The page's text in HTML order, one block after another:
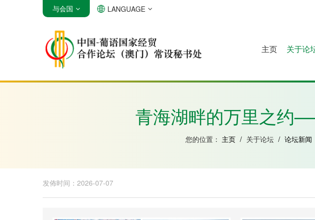
安哥拉 巴西 佛得角 几內亚比绍
与会国 LANGUAGE
主页 关于论
青海湖畔的万里之约
您的位置： 主页 / 关于论坛 / 论坛新闻
发佈时间：2026-07-07